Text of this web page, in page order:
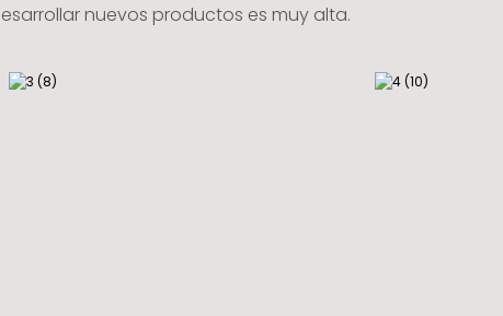
nuevos productos es muy alta.